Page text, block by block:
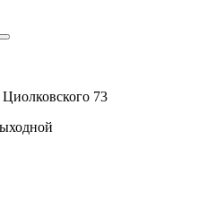
Циолковского 73